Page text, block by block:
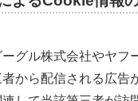
グル株式会社やヤフ
から配信される広告